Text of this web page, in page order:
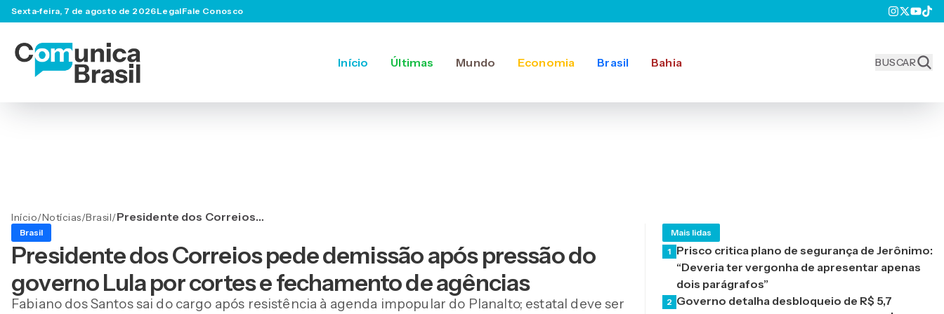
Sexta-feira, 7 de agosto de 2026LegalFale Conosco
Início Últimas Mundo Economia Brasil Bahia BUSCAR
Início/Notícias/Brasil/Presidente dos Correios
pressão do governo Lula
por cortes e fechamento
Brasil
Presidente dos Correios pede demissão após pressão do
governo Lula por cortes e fechamento de agências
Fabiano dos Santos sai do cargo após resistência à agenda impopular do Planalto; estatal deve ser
Mais lidas
1 Prisco critica plano de segurança de Jerônimo:
“Deveria ter vergonha de apresentar apenas
dois parágrafos”
2 Governo detalha desbloqueio de R$ 5,7